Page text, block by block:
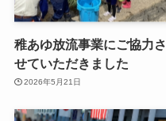
稚あゆ放流事業にご協力さ
せていただきました
2026年5月21日